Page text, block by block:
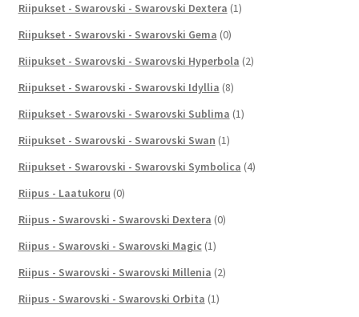
Riipukset - Swarovski - Swarovski Dextera (1)
Riipukset - Swarovski - Swarovski Gema (0)
Riipukset - Swarovski - Swarovski Hyperbola (2)
Riipukset - Swarovski - Swarovski Idyllia (8)
Riipukset - Swarovski - Swarovski Sublima (1)
Riipukset - Swarovski - Swarovski Swan (1)
Riipukset - Swarovski - Swarovski Symbolica (4)
Riipus - Laatukoru (0)
Riipus - Swarovski - Swarovski Dextera (0)
Riipus - Swarovski - Swarovski Magic (1)
Riipus - Swarovski - Swarovski Millenia (2)
Riipus - Swarovski - Swarovski Orbita (1)